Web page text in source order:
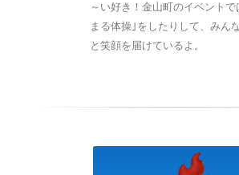
～い好き！金山町のイベントで
まる体操｣をしたりして、みん
と笑顔を届けているよ。